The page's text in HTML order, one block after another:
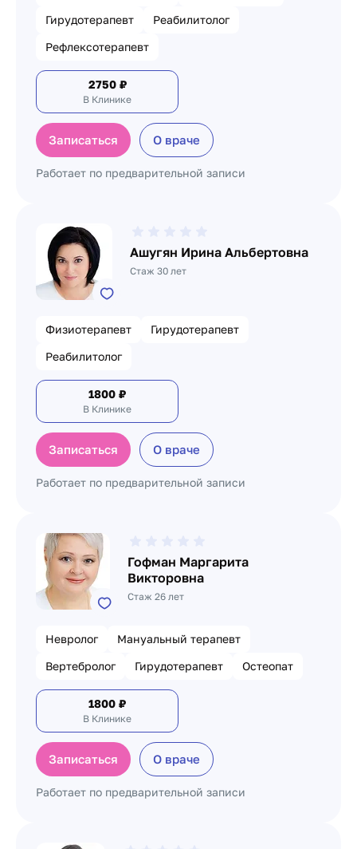
Гирудотерапевт
Реабилитолог
Рефлексотерапевт
2750₽
В Клинике
Записаться О враче
Работает по предварительной записи
Ашугян Ирина Альбертовна
Стаж 30 лет
Физиотерапевт
Гирудотерапевт
Реабилитолог
1800 ₽
В Клинике
Записаться О враче
Работает по предварительной записи
Гофман Маргарита
Викторовна
Стаж 26 лет
Невролог
Мануальный терапевт
Вертебролог
Гирудотерапевт Остеопат
1800 ₽
В Клинике
Записаться О враче
Работает по предварительной записи